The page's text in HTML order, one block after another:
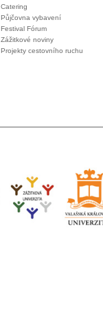
Catering
Půjčovna vybavení
Festival Fórum
Zážitkové noviny
Projekty cestovního ruchu